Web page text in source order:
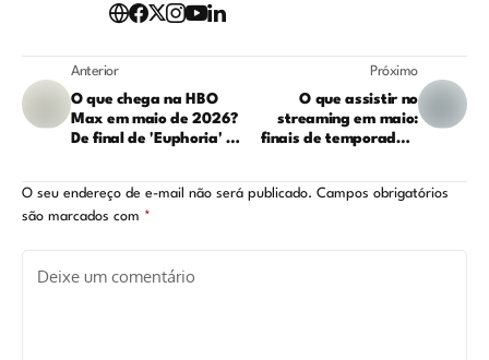
Anterior
O que chega na HBO
Max em maio de 2026?
De final de 'Euphoria' a
lançamentos
Próximo
O que assistir no
streaming em maio:
finais de temporada e
O seu endereço de e-mail não será publicado. Campos obrigatórios
são marcados com *